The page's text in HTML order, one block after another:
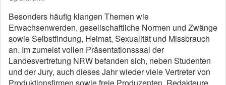
Besonders häufig klangen Themen wie
Erwachsenwerden, gesellschaftliche Normen und Zwänge
sowie Selbstfindung, Heimat, Sexualität und Missbrauch
an. Im zumeist vollen Präsentationssaal der
Landesvertretung NRW befanden sich, neben Studenten
und der Jury, auch dieses Jahr wieder viele Vertreter von